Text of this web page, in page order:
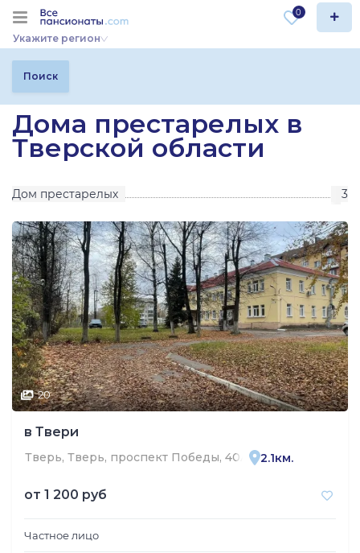
Укажите регион
0
Поиск
Дома престарелых в
Тверской области
Дом престарелых 3
20
в Твери
Тверь, Тверь, проспект Победы, 40А 2.1км.
от 1 200 руб
Частное лицо